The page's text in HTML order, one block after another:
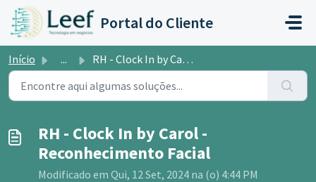
Ir para o conteúdo principal
Portal do Cliente
Início ... RH - Clock In by Carol - Reconhecimento Facial
RH - Clock In by Carol -
Reconhecimento Facial
Modificado em Qui, 12 Set, 2024 na (o) 4:44 PM